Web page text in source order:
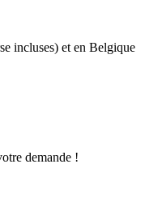
incluses) et en Belgique
demande !